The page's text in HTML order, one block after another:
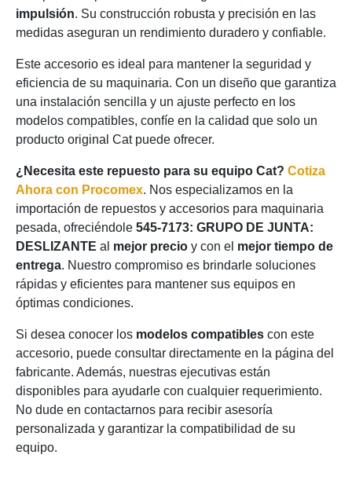
impulsión. Su construcción robusta y precisión en las
medidas aseguran un rendimiento duradero y confiable.
Este accesorio es ideal para mantener la seguridad y
eficiencia de su maquinaria. Con un diseño que garantiza
una instalación sencilla y un ajuste perfecto en los
modelos compatibles, confíe en la calidad que solo un
producto original Cat puede ofrecer.
¿Necesita este repuesto para su equipo Cat? Cotiza
Ahora con Procomex. Nos especializamos en la
importación de repuestos y accesorios para maquinaria
pesada, ofreciéndole 545-7173: GRUPO DE JUNTA:
DESLIZANTE al mejor precio y con el mejor tiempo de
entrega. Nuestro compromiso es brindarle soluciones
rápidas y eficientes para mantener sus equipos en
óptimas condiciones.
Si desea conocer los modelos compatibles con este
accesorio, puede consultar directamente en la página del
fabricante. Además, nuestras ejecutivas están
disponibles para ayudarle con cualquier requerimiento.
No dude en contactarnos para recibir asesoría
personalizada y garantizar la compatibilidad de su
equipo.